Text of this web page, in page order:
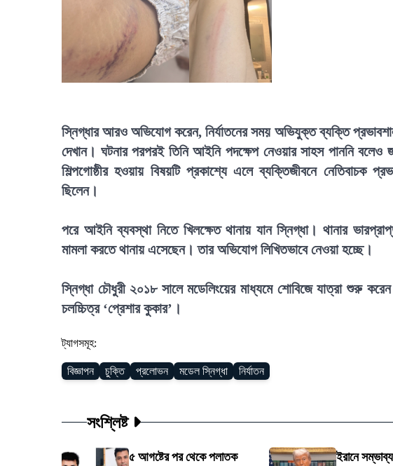
স্নিগ্ধার আরও অভিযোগ করেন, নির্যাতনের সময় অভিযুক্ত ব্যক্তি
দেখান। ঘটনার পরপরই তিনি আইনি পদক্ষেপ নেওয়ার সাহস পাননি বলেও
শিল্পগোষ্ঠীর হওয়ায় বিষয়টি প্রকাশ্যে এলে ব্যক্তিজীবনে
ছিলেন।
পরে আইনি ব্যবস্থা নিতে খিলক্ষেত থানায় যান স্নিগ্ধা। থানার
মামলা করতে থানায় এসেছেন। তার অভিযোগ লিখিতভাবে নেওয়া হচ্ছে।
স্নিগ্ধা চৌধুরী ২০১৮ সালে মডেলিংয়ের মাধ্যমে শোবিজে যাত্রা শুরু
চলচ্চিত্র ‘প্রেশার কুকার’।
ট্যাগসমূহ:
বিজ্ঞাপন চুক্তি প্রলোভন মডেল স্নিগ্ধা নির্যাতন
সংশ্লিষ্ট
৫ আগষ্টের পর থেকে পলাতক
ইরানে